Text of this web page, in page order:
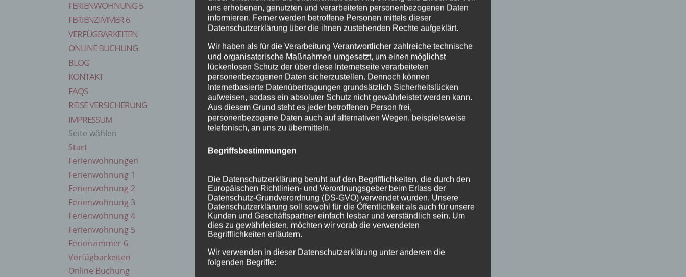
FERIENWOHNUNG 5
FERIENZIMMER 6
VERFÜGBARKEITEN
ONLINE BUCHUNG
BLOG
KONTAKT
FAQS
REISE VERSICHERUNG
IMPRESSUM
Seite wählen
Start
Ferienwohnungen
Ferienwohnung 1
Ferienwohnung 2
Ferienwohnung 3
Ferienwohnung 4
Ferienwohnung 5
Ferienzimmer 6
Verfügbarkeiten
Online Buchung
uns erhobenen, genutzten und verarbeiteten personenbezogenen Daten
informieren. Ferner werden betroffene Personen mittels dieser
Datenschutzerklärung über die ihnen zustehenden Rechte aufgeklärt.
Wir haben als für die Verarbeitung Verantwortlicher zahlreiche technische
und organisatorische Maßnahmen umgesetzt, um einen möglichst
lückenlosen Schutz der über diese Internetseite verarbeiteten
personenbezogenen Daten sicherzustellen. Dennoch können
Internetbasierte Datenübertragungen grundsätzlich Sicherheitslücken
aufweisen, sodass ein absoluter Schutz nicht gewährleistet werden kann.
Aus diesem Grund steht es jeder betroffenen Person frei,
personenbezogene Daten auch auf alternativen Wegen, beispielsweise
telefonisch, an uns zu übermitteln.
Begriffsbestimmungen
Die Datenschutzerklärung beruht auf den Begrifflichkeiten, die durch den
Europäischen Richtlinien- und Verordnungsgeber beim Erlass der
Datenschutz-Grundverordnung (DS-GVO) verwendet wurden. Unsere
Datenschutzerklärung soll sowohl für die Öffentlichkeit als auch für unsere
Kunden und Geschäftspartner einfach lesbar und verständlich sein. Um
dies zu gewährleisten, möchten wir vorab die verwendeten
Begrifflichkeiten erläutern.
Wir verwenden in dieser Datenschutzerklärung unter anderem die
folgenden Begriffe: